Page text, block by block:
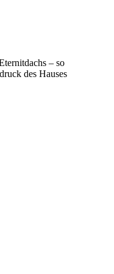
– so
des Hauses